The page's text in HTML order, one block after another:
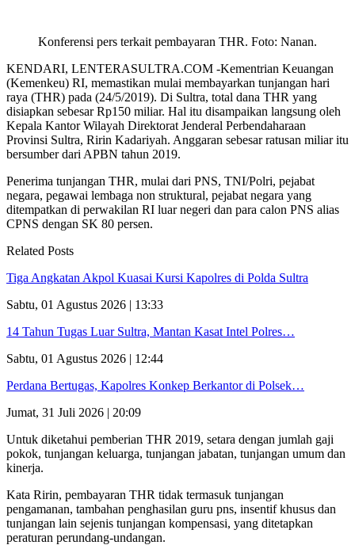
Konferensi pers terkait pembayaran THR. Foto: Nanan.
KENDARI, LENTERASULTRA.COM -Kementrian Keuangan
(Kemenkeu) RI, memastikan mulai membayarkan tunjangan hari
raya (THR) pada (24/5/2019). Di Sultra, total dana THR yang
disiapkan sebesar Rp150 miliar. Hal itu disampaikan langsung oleh
Kepala Kantor Wilayah Direktorat Jenderal Perbendaharaan
Provinsi Sultra, Ririn Kadariyah. Anggaran sebesar ratusan miliar itu
bersumber dari APBN tahun 2019.
Penerima tunjangan THR, mulai dari PNS, TNI/Polri, pejabat
negara, pegawai lembaga non struktural, pejabat negara yang
ditempatkan di perwakilan RI luar negeri dan para calon PNS alias
CPNS dengan SK 80 persen.
Related Posts
Tiga Angkatan Akpol Kuasai Kursi Kapolres di Polda Sultra
Sabtu, 01 Agustus 2026 | 13:33
14 Tahun Tugas Luar Sultra, Mantan Kasat Intel Polres…
Sabtu, 01 Agustus 2026 | 12:44
Perdana Bertugas, Kapolres Konkep Berkantor di Polsek…
Jumat, 31 Juli 2026 | 20:09
Untuk diketahui pemberian THR 2019, setara dengan jumlah gaji
pokok, tunjangan keluarga, tunjangan jabatan, tunjangan umum dan
kinerja.
Kata Ririn, pembayaran THR tidak termasuk tunjangan
pengamanan, tambahan penghasilan guru pns, insentif khusus dan
tunjangan lain sejenis tunjangan kompensasi, yang ditetapkan
peraturan perundang-undangan.